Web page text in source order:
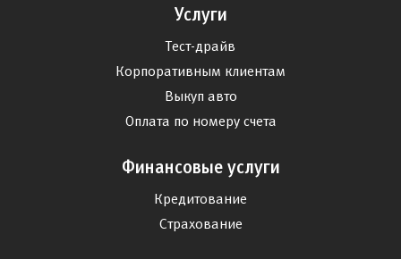
Услуги
Тест-драйв
Корпоративным клиентам
Выкуп авто
Оплата по номеру счета
Финансовые услуги
Кредитование
Страхование